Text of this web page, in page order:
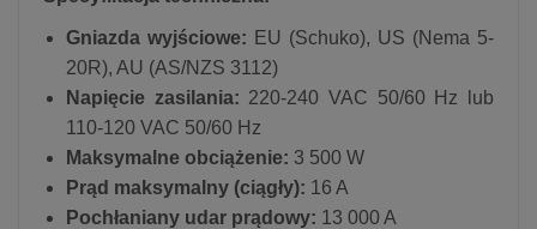
Gniazda wyjściowe: EU (Schuko), US (Nema 5-
20R), AU (AS/NZS 3112)
Napięcie zasilania: 220-240 VAC 50/60 Hz lub
110-120 VAC 50/60 Hz
Maksymalne obciążenie: 3 500 W
Prąd maksymalny (ciągły): 16 A
Pochłaniany udar prądowy: 13 000 A